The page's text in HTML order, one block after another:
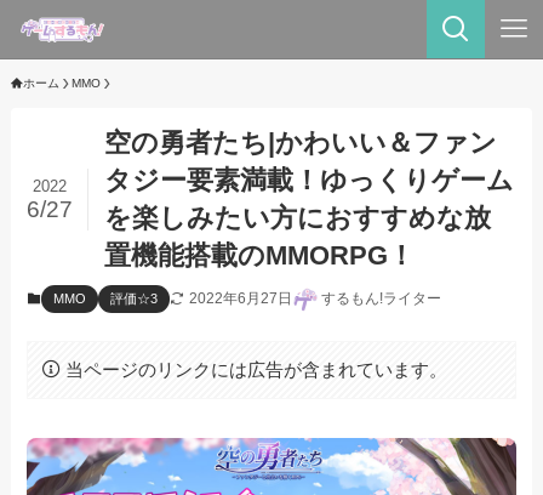
ホーム MMO
空の勇者たち|かわいい＆ファン
タジー要素満載！ゆっくりゲーム
を楽しみたい方におすすめな放
置機能搭載のMMORPG！
2022
6/27
MMO 評価☆3 2022年6月27日 するもん!ライター
当ページのリンクには広告が含まれています。